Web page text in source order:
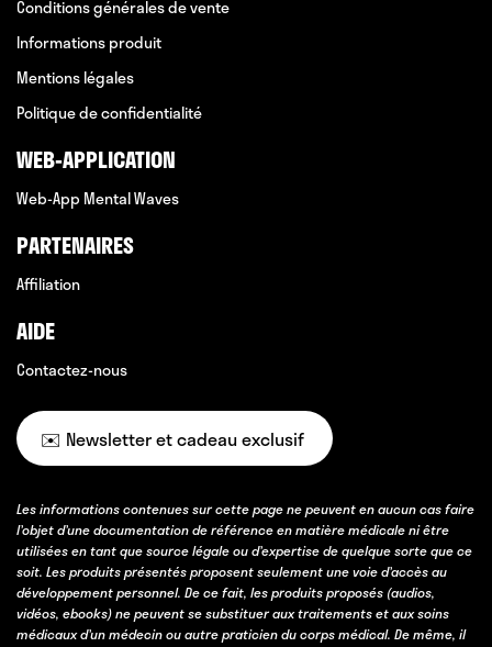
Conditions générales de vente
Informations produit
Mentions légales
Politique de confidentialité
WEB-APPLICATION
Web-App Mental Waves
PARTENAIRES
Affiliation
AIDE
Contactez-nous
✉️ Newsletter et cadeau exclusif
Les informations contenues sur cette page ne peuvent en aucun cas faire
l’objet d’une documentation de référence en matière médicale ni être
utilisées en tant que source légale ou d’expertise de quelque sorte que ce
soit. Les produits présentés proposent seulement une voie d’accès au
développement personnel. De ce fait, les produits proposés (audios,
vidéos, ebooks) ne peuvent se substituer aux traitements et aux soins
médicaux d’un médecin ou autre praticien du corps médical. De même, il